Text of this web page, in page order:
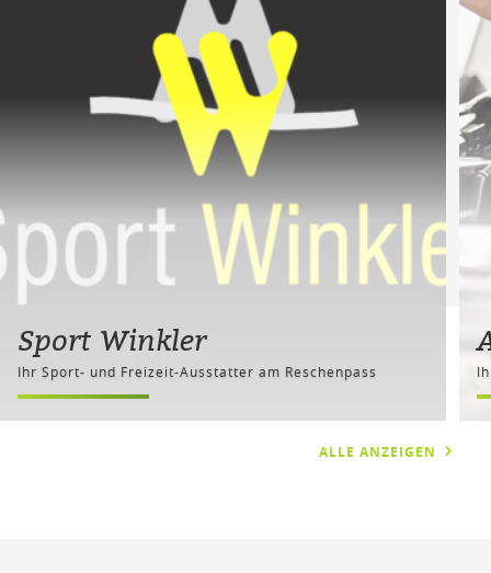
Sport Winkler
Ihr Sport- und Freizeit-Ausstatter am Reschenpass
ALLE ANZEIGEN